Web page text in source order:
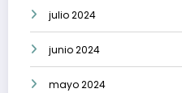
julio 2024
junio 2024
mayo 2024